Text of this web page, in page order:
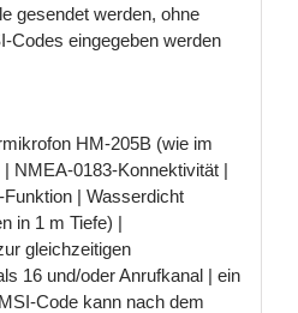
gesendet werden, ohne
Codes eingegeben werden
HM-205B (wie im
NMEA-0183-Konnektivität |
| Wasserdicht
in 1 m Tiefe) |
gleichzeitigen
16 und/oder Anrufkanal | ein
Code kann nach dem